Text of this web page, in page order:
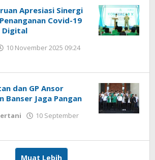
Apresiasi Sinergi
Covid-19
Digital
10 November 2025 09:24
dan GP Ansor
Banser Jaga Pangan
10 September
Muat Lebih